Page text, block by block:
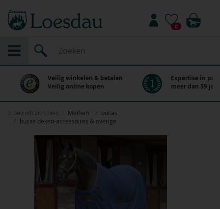
0
Veilig winkelen & betalen
Veilig online kopen
Expertise in
meer dan 59
U bevindt zich hier: Merken
bucas
bucas deken-accessoires & overige